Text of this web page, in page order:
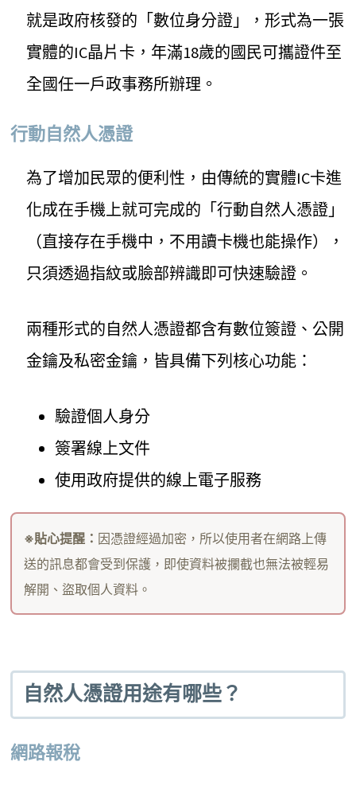
就是政府核發的「數位身分證」，形式為一張
實體的IC晶片卡，年滿18歲的國民可攜證件至
全國任一戶政事務所辦理。
行動自然人憑證
為了增加民眾的便利性，由傳統的實體IC卡進
化成在手機上就可完成的「行動自然人憑證」
（直接存在手機中，不用讀卡機也能操作），
只須透過指紋或臉部辨識即可快速驗證。
兩種形式的自然人憑證都含有數位簽證、公開
金鑰及私密金鑰，皆具備下列核心功能：
驗證個人身分
簽署線上文件
使用政府提供的線上電子服務
※貼心提醒： 因憑證經過加密，所以使用者在網路上傳
送的訊息都會受到保護，即使資料被攔截也無法被輕易
解開、盜取個人資料。
自然人憑證用途有哪些？
網路報稅